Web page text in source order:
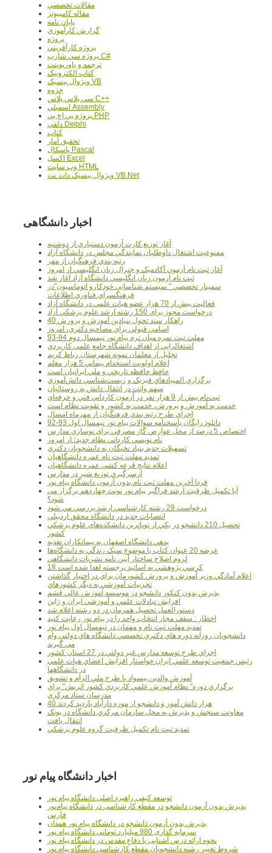
مقالات تخصصي
مقاله کامپیوتر
پایان نامه
گزارش کارآموزي
پروژه
پروژه کارآفريني
پروژه سي شارپ C#
ترجمه و پاورپوينت
کتاب الکترونيک
ويژوال بيسيک VB
جزوه
سي پلاس پلاس C++
اسمبلي Assembly
پروژه پي اچ پي PHP
دلفي Delphi
کتاب
تحقيق آمار
پاسکال Pascal
اکسل Excel
وب سايت HTML
ويژوال بيسيک دات نت VB.Net
اخبار دانشگاهی
آغاز توزيع کارت آزمون دستياري از دوشنبه
ممنوعيت اشتغال داوطلبان نمايندگي مجلس در دانشگاه آزاد
رتبه بندي فرهنگيان از مهر
آغاز ثبت نام آزمون آکادميک و جنرال زبان انگليسي از امروز
ثبت نام آزمون زبان انگليسي دانشگاه آزاد آغاز شد
سمينار تخصصي " سيستم شناسايي خودکارو اتوماسيون"در
فرهنگسراي فناوري اطلاعات
فعاليت بيش از 70 هزار عضو هيات علمي در دانشگاه آزاد
درخواست مجوز براي 150 رشته ارشد علوم پزشکي آزاد
40 راهکار سند تحول بنيادين آموزش و پرورش
اسامي قبولي براي مصاحبه دکتري، امروز
مهلت ثبت نمره میان ترم پیام نور نیمسال دوم 94-93
اشتغالزايي از اهداف دانشگاه جامع علمي کاربردي
تجليل از معلمان نمونه شهرستان رباط کريم
اعلام اولويت استخدام پيماني 5 هزار معلم
حافظ حافظه تاريخي و ملي ايرانيان است
برگزاري المپيادهاي فيزيک و زيست‌شناسي دانش‌آموزي
سهم وانت در انتقال دانش به روستائيان
ثبت‌نام بيش از 9 هزار نفر در آزمون کارداني فني و حرفه‌اي
خدمت به آموزش و پرورش، خدمت به کشور و تقويت نظام است
اجراي طرح رتبه بندي فرهنگيان از مهرماه امسال
دانلود رایگان پاسخنامه سوالات پیام نور نیمسال اول 93-92
اختصاص 5 درصد از محل عوارض گاز مصرفي براي نوسازي مدارس
نام نويسي کارداني نظام جديد؛ از امروز
تسهيلات جديد بنياد نخبگان به دانشجويان دکتري
تمديد مهلت ثبت نام عمره دانشگاهيان
اعلام نتايج قرعه کشي عمره دانشگاهيان
ازسرگيري توزيع شير در مدارس
فردا آخرین مهلت ثبت نام بدون آزمون دانشگاه پیام نور
آیا تکمیل ظرفیت ارشد فراگیر پیام نور نوبت چهاردهم برگزار می
شود؟
درخواست 29 رشته کارشناسي ارشد بررسي مي شود
انتصابات جديد در دانشگاه محقق اردبيلي
تحصيل 210 دانشجو در يکي از نوپاترين دانشکده‌هاي علوم پزشکي
کشور
بدهي دانشگاه اصفهان به پيمانکاران تغذيه
عرضه 20 عنوان کتاب با موضوع سبک زندگي به دانشگاه‌ها
لزوم اصلاح ساختار آيين نامه نشريات دانشگاهي
18 کرسي پژوهشي به اساتيد برجسته اهدا شده است
اعلام آمادگي وزير آموزش و پرورش کشورمان براي در اختيار گذاشتن
تجربيات آموزشي به ديگر کشورهاي
پذيرش بدون کنکور دانشجو در موسسه آموزش عالي قشم
افزايش تبادلات علمي و آموزشي ايران و ژاپن
دستورالعمل تحصیل همزمان در دو رشته اعلام شد
اخطار : سقف مجاز انتخاب واحد را در پیام نور رعایت کنید
تمدید مهلت ثبت نام و مهمان در نیمسال اول پیام نور
دانشجويان روزانه دوره هاي دكتري تخصصي دانشگاه هاي دولتي وام
مي گيرند
اجراي طرح توسعه مدارس غير دولتي در 27 استان کشور
رئيس جمعيت توسعه علمي ايران خواستار افزايش اعضاي هيات علمي
در دانشگاهها
آموزش والدين بيسواد با طرح ملي الزام و تشويق
برگزاري دوره" نظام آموزش علمي كاربردي كشور اتريش" براي
مدرسان ستاد مرکزي
40 هزار دانش آموز و دانشجو از موزه دارآباد بازديد کردند
معاونت سنجش و پذيرش به محل سازمان مرکزي دانشگاه در پونک
انتقال يافت
تمديد ثبت نام تکميل ظرفيت گروه علوم پزشکي
اخبار دانشگاه پیام نور
توسعه کیفی راهبرد اصلی دانشگاه پیام نور
پذیرش بدون آزمون دانشجو در مقطع کارشناسی در دانشگاه پیام‌نور
فارس
پذیرش بدون آزمون دانشجو در دانشگاه پیام نور همدان
سرمایه گذاری 980 میلیارد تومانی دانشگاه پیام نور
نحوه ارائه درس آشنایی با دفاع مقدس در دانشگاه پیام نور
شروط تغییر رشته دانشجویان مقطع کارشناسی دانشگاه پیام نور